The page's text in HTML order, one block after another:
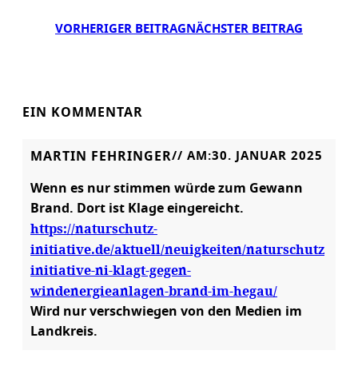
VORHERIGER BEITRAG NÄCHSTER BEITRAG
EIN KOMMENTAR
MARTIN FEHRINGER// AM:30. JANUAR 2025
Wenn es nur stimmen würde zum Gewann
Brand. Dort ist Klage eingereicht.
https://naturschutz-
initiative.de/aktuell/neuigkeiten/naturschutz
initiative-ni-klagt-gegen-
windenergieanlagen-brand-im-hegau/
Wird nur verschwiegen von den Medien im
Landkreis.